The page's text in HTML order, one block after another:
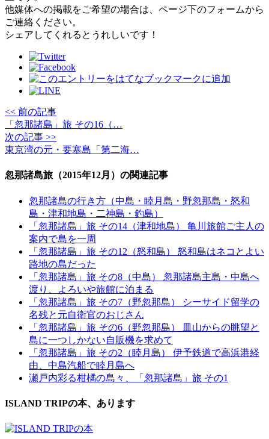
他媒体への掲載をご希望の場合は、ページ下のフォームから
ご連絡ください。
シェアしてくれるとうれしいです！
<< 前の記事
「忽那諸島」旅 その16（…
次の記事 >>
東京湾の元・要塞島「第二海…
忽那諸島旅（2015年12月）の関連記事
忽那諸島の行き方（中島・睦月島・野忽那島・怒和
島・津和地島・二神島・釣島）
「忽那諸島」旅 その14（津和地島） 亀川旅館ご主人の
案内で島を一周
「忽那諸島」旅 その12（怒和島） 怒和島はネコとよい
路地の島だった
「忽那諸島」旅 その8（中島） 忽那諸島主島・中島へ
渡り、よろいや旅館に泊まる
「忽那諸島」旅 その7（野忽那島） シーサイド留学の
名残と元自衛官のおじさん
「忽那諸島」旅 その6（野忽那島） 皿山からの眺望と
島に一つしかない自販機を求めて
「忽那諸島」旅 その2（睦月島） 伊予鉄道で高浜港経
由、中島汽船で睦月島へ
瀬戸内彩る柑橘の島々、「忽那諸島」旅 その1
ISLAND TRIPの本、あります